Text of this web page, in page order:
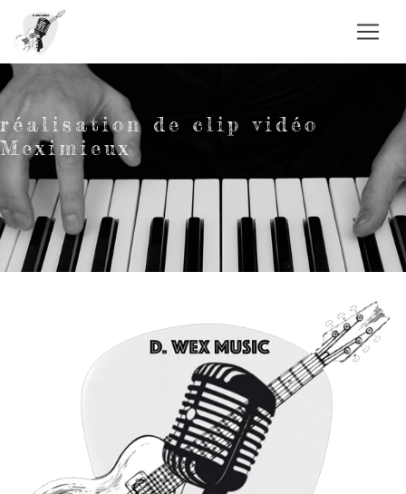
réalisation de clip vidéo
Meximieux
Panneau de gestion des cookies